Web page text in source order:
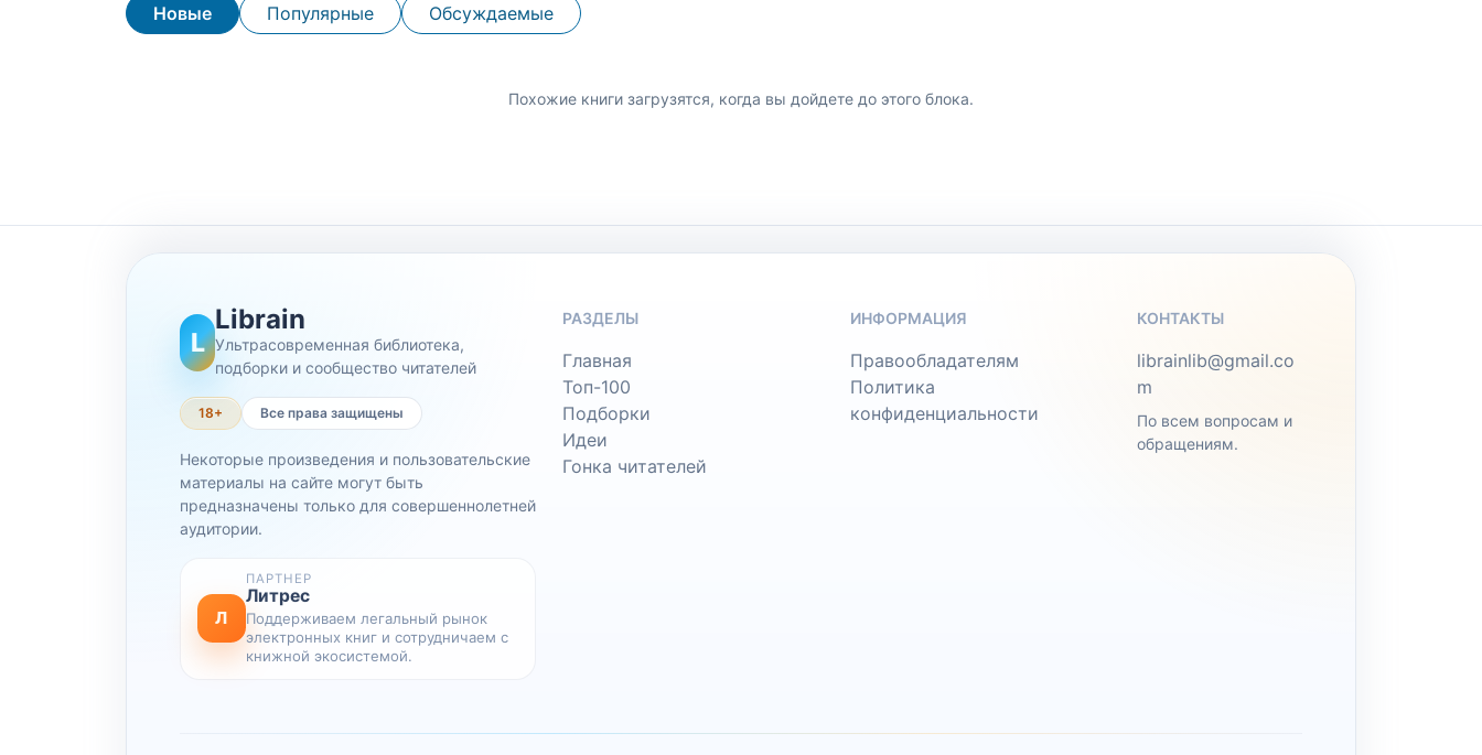
Новые Популярные Обсуждаемые
Похожие книги загрузятся, когда вы дойдете до этого блока.
L
Librain
Ультрасовременная библиотека,
подборки и сообщество читателей
18+ Все права защищены
Некоторые произведения и пользовательские
материалы на сайте могут быть
предназначены только для совершеннолетней
аудитории.
Л
ПАРТНЕР
Литрес
Поддерживаем легальный рынок
электронных книг и сотрудничаем с
книжной экосистемой.
РАЗДЕЛЫ
Главная
Топ-100
Подборки
Идеи
Гонка читателей
ИНФОРМАЦИЯ
Правообладателям
Политика
конфиденциальности
КОНТАКТЫ
librainlib@gmail.co
m
По всем вопросам и
обращениям.